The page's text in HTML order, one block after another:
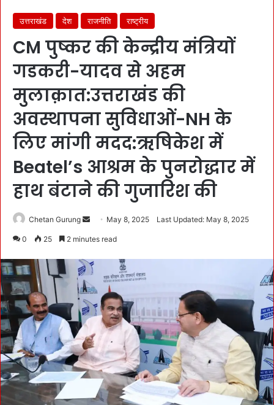
उत्तराखंड देश राजनीति राष्ट्रीय
CM पुष्कर की केन्द्रीय मंत्रियों
गडकरी-यादव से अहम
मुलाक़ात:उत्तराखंड की
अवस्थापना सुविधाओं-NH के
लिए मांगी मदद:ऋषिकेश में
Beatel’s आश्रम के पुनरोद्धार में
हाथ बंटाने की गुजारिश की
Chetan Gurung
d
n
e
a
i
l
May 8, 2025 Last Updated: May 8, 2025
0 25 2 minutes read